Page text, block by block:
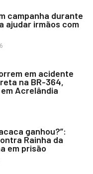
campanha durante
ajudar irmãos com
em acidente
na BR-364,
Acrelândia
ganhou?”:
Rainha da
em prisão